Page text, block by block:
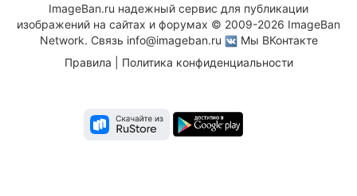
ImageBan.ru надежный сервис для публикации
изображений на сайтах и форумах © 2009-2026 ImageBan
Network. Связь info@imageban.ru
Мы ВКонтакте
Правила
Политика конфиденциальности